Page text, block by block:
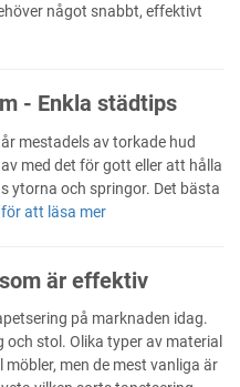
något snabbt, effektivt
- Enkla städtips
mestadels av torkade hud
med det för gott eller att hålla
ytorna och springor. Det bästa
att läsa mer
är effektiv
på marknaden idag.
och stol. Olika typer av material
men de mest vanliga är